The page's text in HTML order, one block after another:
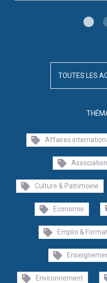
Affaires
Culture & Patrimoine
Economie
Emploi &
Environnement
TOUTES LES